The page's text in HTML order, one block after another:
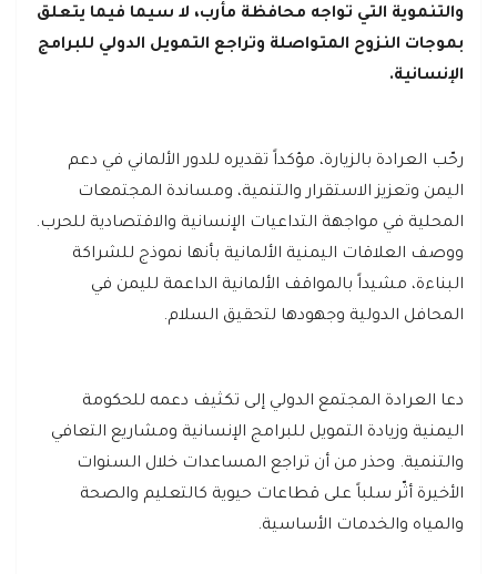
والتنموية التي تواجه محافظة مأرب، لا سيما فيما يتعلق
بموجات النزوح المتواصلة وتراجع التمويل الدولي للبرامج
الإنسانية.
رحّب العرادة بالزيارة، مؤكداً تقديره للدور الألماني في دعم
اليمن وتعزيز الاستقرار والتنمية، ومساندة المجتمعات
المحلية في مواجهة التداعيات الإنسانية والاقتصادية للحرب.
ووصف العلاقات اليمنية الألمانية بأنها نموذج للشراكة
البناءة، مشيداً بالمواقف الألمانية الداعمة لليمن في
المحافل الدولية وجهودها لتحقيق السلام.
دعا العرادة المجتمع الدولي إلى تكثيف دعمه للحكومة
اليمنية وزيادة التمويل للبرامج الإنسانية ومشاريع التعافي
والتنمية. وحذر من أن تراجع المساعدات خلال السنوات
الأخيرة أثّر سلباً على قطاعات حيوية كالتعليم والصحة
والمياه والخدمات الأساسية.